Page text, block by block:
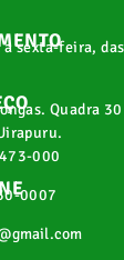
a sexta-feira,
Quadra
000
0007